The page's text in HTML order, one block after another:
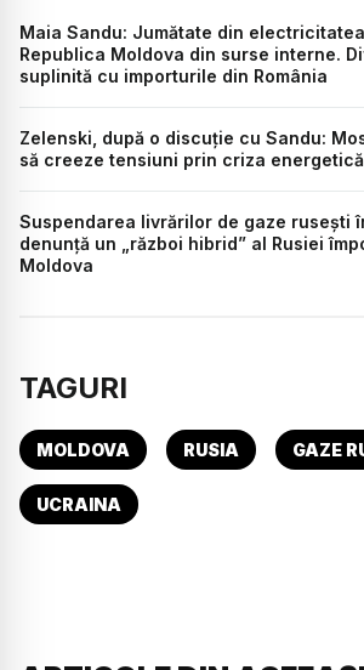
Maia Sandu: Jumătate din
Republica Moldova din surse interne.
suplinită cu importurile din România
Zelenski, după o discuție cu Sandu:
să creeze tensiuni prin criza
Suspendarea livrărilor de gaze ruseşti
denunţă un „război hibrid” al Rusiei
Moldova
TAGURI
MOLDOVA RUSIA GAZE
UCRAINA